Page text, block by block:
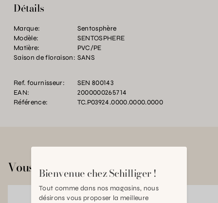
Détails
Marque:
Sentosphère
Modèle:
SENTOSPHERE
Matière:
PVC/PE
Saison de floraison: SANS
Ref. fournisseur:
SEN 800143
EAN:
2000000265714
Référence:
TC.P03924.0000.0000.0000
Vous aimerez aussi
Bienvenue chez Schilliger !
Tout comme dans nos magasins, nous
désirons vous proposer la meilleure